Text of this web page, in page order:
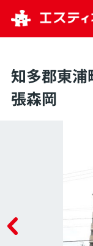
知多郡東
張森岡